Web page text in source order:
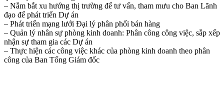
– Nắm bắt xu hướng thị trường để tư vấn, tham mưu cho Ban Lãnh
đạo để phát triển Dự án
– Phát triển mạng lưới Đại lý phân phối bán hàng
– Quản lý nhân sự phòng kinh doanh: Phân công công việc, sắp xếp
nhận sự tham gia các Dự án
– Thực hiện các công việc khác của phòng kinh doanh theo phân
công của Ban Tổng Giám đốc